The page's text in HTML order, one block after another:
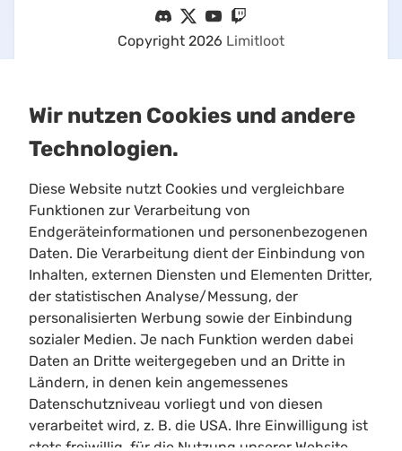
Copyright 2026 Limitloot
This is an unofficial Star Citizen fansite, not
affiliated with the Cloud Imperium group of
companies. All content on this site not authored
by its host or users are property of their
respective owners.
All characters, places, events, ships, and ship
designs, and other content originating from Star
Citizen, Squadron 42, or other content produced
Wir nutzen Cookies und andere
Technologien.
Diese Website nutzt Cookies und vergleichbare
Funktionen zur Verarbeitung von
Endgeräteinformationen und personenbezogenen
Daten. Die Verarbeitung dient der Einbindung von
Inhalten, externen Diensten und Elementen Dritter,
der statistischen Analyse/Messung, der
personalisierten Werbung sowie der Einbindung
sozialer Medien. Je nach Funktion werden dabei
Daten an Dritte weitergegeben und an Dritte in
Ländern, in denen kein angemessenes
Datenschutzniveau vorliegt und von diesen
verarbeitet wird, z. B. die USA. Ihre Einwilligung ist
stets freiwillig, für die Nutzung unserer Website